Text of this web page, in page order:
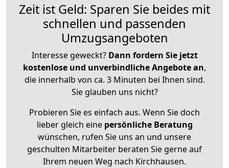
Zeit ist Geld: Sparen Sie beides mit
schnellen und passenden
Umzugsangeboten
Interesse geweckt? Dann fordern Sie jetzt
kostenlose und unverbindliche Angebote an,
die innerhalb von ca. 3 Minuten bei Ihnen sind.
Sie glauben uns nicht?
Probieren Sie es einfach aus. Wenn Sie doch
lieber gleich eine persönliche Beratung
wünschen, rufen Sie uns an und unsere
geschulten Mitarbeiter beraten Sie gerne auf
Ihrem neuen Weg nach Kirchhausen.